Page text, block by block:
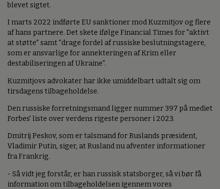
blevet sigtet.
I marts 2022 indførte EU sanktioner mod Kuzmitjov og flere
af hans partnere. Det skete ifølge Financial Times for "aktivt
at støtte" samt "drage fordel af russiske beslutningstagere,
som er ansvarlige for annekteringen af Krim eller
destabiliseringen af Ukraine".
Kuzmitjovs advokater har ikke umiddelbart udtalt sig om
tirsdagens tilbageholdelse.
Den russiske forretningsmand ligger nummer 397 på mediet
Forbes' liste over verdens rigeste personer i 2023.
Dmitrij Peskov, som er talsmand for Ruslands præsident,
Vladimir Putin, siger, at Rusland nu afventer informationer
fra Frankrig.
- Så vidt jeg forstår, er han russisk statsborger, så vi bør få
information om tilbageholdelsen igennem vores